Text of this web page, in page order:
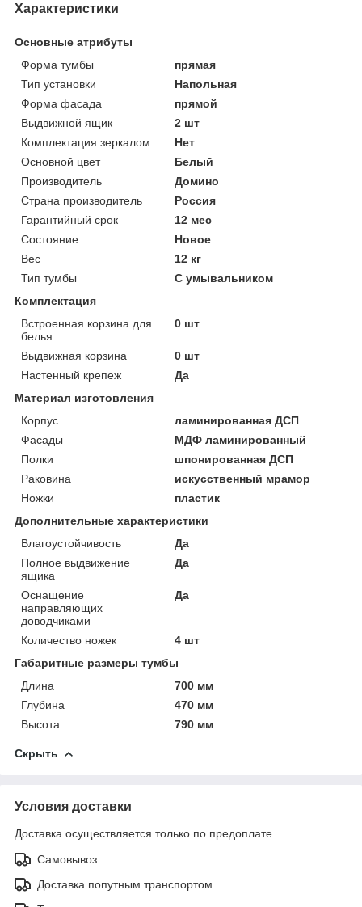
Характеристики
Основные атрибуты
Форма тумбы
прямая
Тип установки
Напольная
Форма фасада
прямой
Выдвижной ящик
2 шт
Комплектация зеркалом
Нет
Основной цвет
Белый
Производитель
Домино
Страна производитель
Россия
Гарантийный срок
12 мес
Состояние
Новое
Вес
12 кг
Тип тумбы
С умывальником
Комплектация
Встроенная корзина для
белья
0 шт
Выдвижная корзина
0 шт
Настенный крепеж
Да
Материал изготовления
Корпус
ламинированная ДСП
Фасады
МДФ ламинированный
Полки
шпонированная ДСП
Раковина
искусственный мрамор
Ножки
пластик
Дополнительные характеристики
Влагоустойчивость
Да
Полное выдвижение
ящика
Да
Оснащение
направляющих
доводчиками
Да
Количество ножек
4 шт
Габаритные размеры тумбы
Длина
700 мм
Глубина
470 мм
Высота
790 мм
Скрыть
Условия доставки
Доставка осуществляется только по предоплате.
Самовывоз
Доставка попутным транспортом